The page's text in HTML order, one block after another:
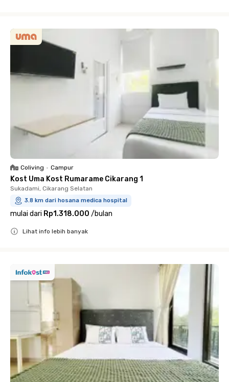
Coliving • Campur
Kost Uma Kost Rumarame Cikarang 1
Sukadami, Cikarang Selatan
3.8 km dari hosana medica hospital
mulai dari Rp1.318.000 /bulan
Lihat info lebih banyak